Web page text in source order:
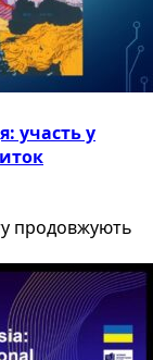
участь у
продовжують